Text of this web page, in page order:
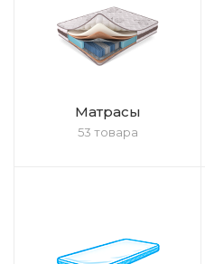
Матрасы
53 товара